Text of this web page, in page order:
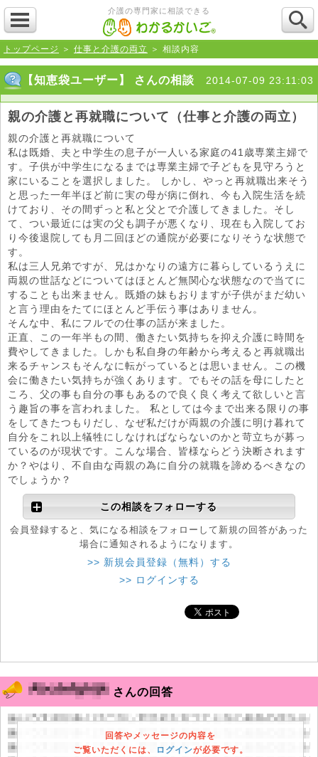
介護の専門家に相談できる
トップページ ＞ 仕事と介護の両立 ＞ 相談内容
【知恵袋ユーザー】 さんの相談 2014-07-09 23:11:03
親の介護と再就職について（仕事と介護の両立）
親の介護と再就職について
私は既婚、夫と中学生の息子が一人いる家庭の41歳専業主婦で
す。子供が中学生になるまでは専業主婦で子どもを見守ろうと
家にいることを選択しました。 しかし、やっと再就職出来そう
と思った一年半ほど前に実の母が病に倒れ、今も入院生活を続
けており、その間ずっと私と父とで介護してきました。そし
て、つい最近には実の父も調子が悪くなり、現在も入院してお
り今後退院しても月二回ほどの通院が必要になりそうな状態で
す。
私は三人兄弟ですが、兄はかなりの遠方に暮らしているうえに
両親の世話などについてはほとんど無関心な状態なので当てに
することも出来ません。既婚の妹もおりますが子供がまだ幼い
と言う理由をたてにほとんど手伝う事はありません。
そんな中、私にフルでの仕事の話が来ました。
正直、この一年半もの間、働きたい気持ちを抑え介護に時間を
費やしてきました。しかも私自身の年齢から考えると再就職出
来るチャンスもそんなに転がっているとは思いません。この機
会に働きたい気持ちが強くあります。でもその話を母にしたと
ころ、父の事も自分の事もあるので良く良く考えて欲しいと言
う趣旨の事を言われました。 私としては今まで出来る限りの事
をしてきたつもりだし、なぜ私だけが両親の介護に明け暮れて
自分をこれ以上犠牲にしなければならないのかと苛立ちが募っ
ているのが現状です。こんな場合、皆様ならどう決断されます
か？やはり、不自由な両親の為に自分の就職を諦めるべきなの
でしょうか？
この相談をフォローする
会員登録すると、気になる相談をフォローして新規の回答があった
場合に通知されるようになります。
>> 新規会員登録（無料）する
>> ログインする
さんの回答
回答やメッセージの内容を
ご覧いただくには、
ログインが必要です。